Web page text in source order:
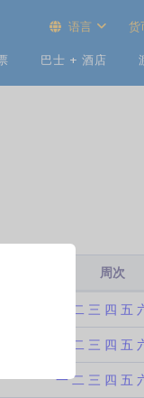
语言 货
巴士 + 酒店
周次
二 三 四 五
二 三 四 五
一 二 三 四 五